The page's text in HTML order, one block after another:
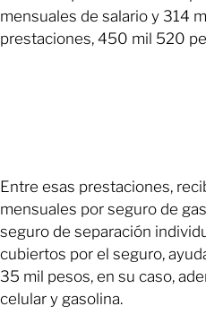
mensuales de salario y 314
prestaciones, 450 mil 520
Entre esas prestaciones,
mensuales por seguro de
seguro de separación
cubiertos por el seguro,
35 mil pesos, en su caso,
celular y gasolina.